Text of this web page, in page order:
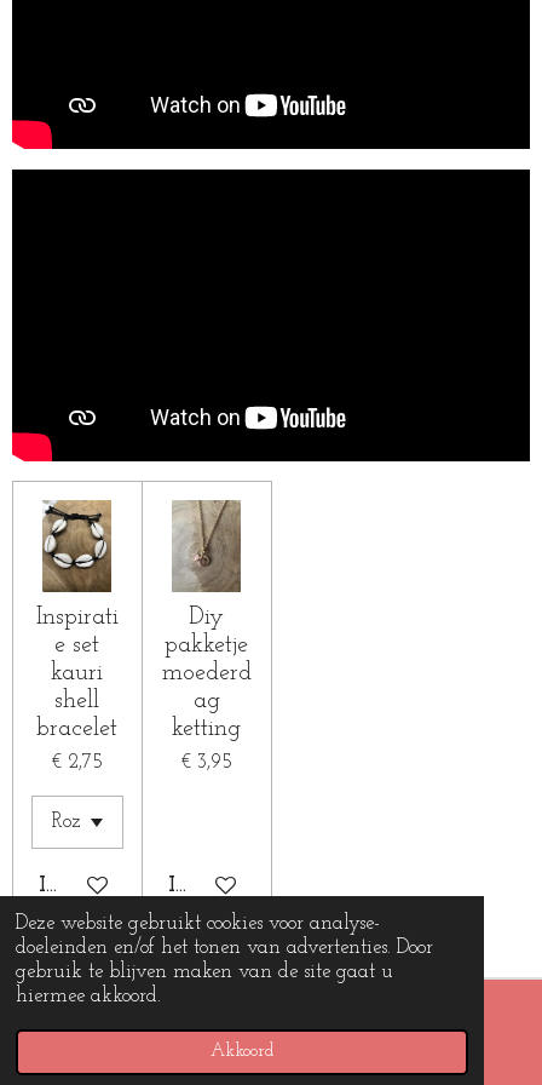
Deze website gebruikt cookies voor analyse-
doeleinden en/of het tonen van advertenties. Door
gebruik te blijven maken van de site gaat u
hiermee akkoord.
Akkoord
Inspirati
e set
kauri
shell
bracelet
€ 2,75
IN WINKELWAGEN
Diy
pakketje
moederd
ag
ketting
€ 3,95
IN WINKELWAGEN